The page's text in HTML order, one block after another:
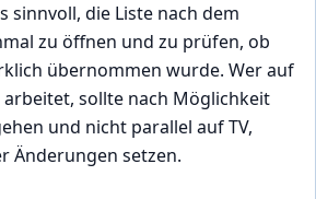
sinnvoll, die Liste nach dem
zu öffnen und zu prüfen, ob
übernommen wurde. Wer auf
sollte nach Möglichkeit
und nicht parallel auf TV,
Änderungen setzen.